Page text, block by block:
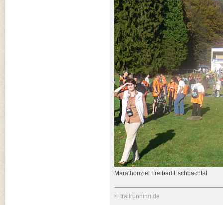
Marathonziel Freibad Eschbachtal
© trailrunning.de